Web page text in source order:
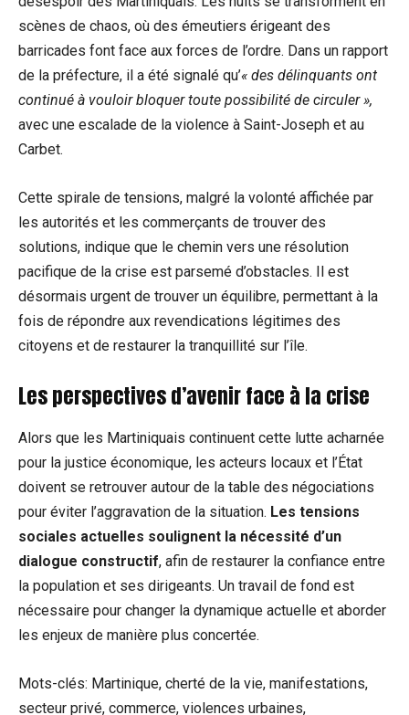
scènes de chaos, où des émeutiers érigeant des
barricades font face aux forces de l’ordre. Dans un rapport
de la préfecture, il a été signalé qu’« des délinquants ont
continué à vouloir bloquer toute possibilité de circuler »,
avec une escalade de la violence à Saint-Joseph et au
Carbet.
Cette spirale de tensions, malgré la volonté affichée par
les autorités et les commerçants de trouver des
solutions, indique que le chemin vers une résolution
pacifique de la crise est parsemé d’obstacles. Il est
désormais urgent de trouver un équilibre, permettant à la
fois de répondre aux revendications légitimes des
citoyens et de restaurer la tranquillité sur l’île.
Les perspectives d’avenir face à la crise
Alors que les Martiniquais continuent cette lutte acharnée
pour la justice économique, les acteurs locaux et l’État
doivent se retrouver autour de la table des négociations
pour éviter l’aggravation de la situation. Les tensions
sociales actuelles soulignent la nécessité d’un
dialogue constructif, afin de restaurer la confiance entre
la population et ses dirigeants. Un travail de fond est
nécessaire pour changer la dynamique actuelle et aborder
les enjeux de manière plus concertée.
Mots-clés: Martinique, cherté de la vie, manifestations,
secteur privé, commerce, violences urbaines,